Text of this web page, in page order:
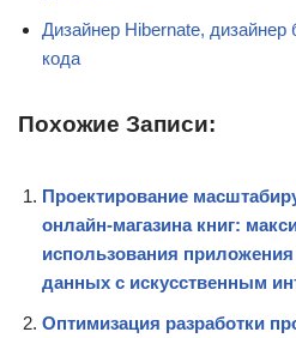
Дизайнер Hibernate, дизайнер
кода
Похожие Записи:
Проектирование
онлайн-магазина книг:
использования
данных с искусственным
Оптимизация разработки